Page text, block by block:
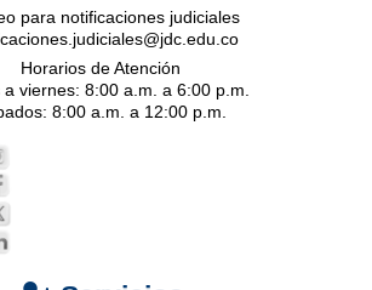
para notificaciones judiciales
Horarios de Atención
a viernes: 8:00 a.m. a 6:00 p.m.
8:00 a.m. a 12:00 p.m.